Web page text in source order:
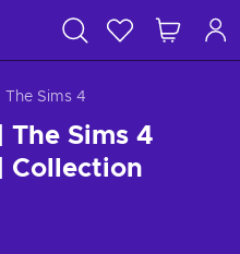
The Sims 4
The Sims 4
Collection